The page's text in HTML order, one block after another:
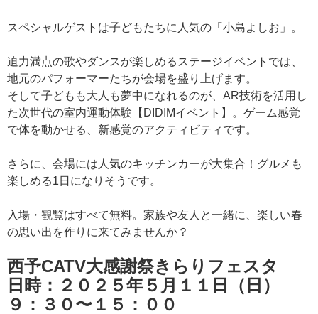
スペシャルゲストは子どもたちに人気の「小島よしお」。
迫力満点の歌やダンスが楽しめるステージイベントでは、
地元のパフォーマーたちが会場を盛り上げます。
そして子どもも大人も夢中になれるのが、AR技術を活用し
た次世代の室内運動体験【DIDIMイベント】。ゲーム感覚
で体を動かせる、新感覚のアクティビティです。
さらに、会場には人気のキッチンカーが大集合！グルメも
楽しめる1日になりそうです。
入場・観覧はすべて無料。家族や友人と一緒に、楽しい春
の思い出を作りに来てみませんか？
西予CATV大感謝祭きらりフェスタ
日時：２０２５年５月１１日（日）
９：３０〜１５：００